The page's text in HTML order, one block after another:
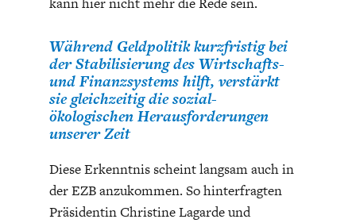
GERMANOMICS
HÖRSAAL
Während Geldpolitik kurzfristig bei
der Stabilisierung des Wirtschafts-
und Finanzsystems hilft, verstärkt
sie gleichzeitig die sozial-
ökologischen Herausforderungen
unserer Zeit
Diese Erkenntnis scheint langsam auch in
der EZB anzukommen. So hinterfragten
Präsidentin Christine Lagarde und